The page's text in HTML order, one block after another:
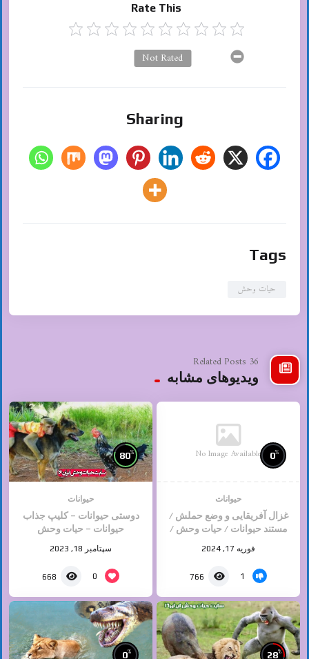
Rate This
Not Rated
Sharing
Tags
حیات وحش
36 Related Posts
ویدیوهای مشابه
No Image Available 0%
حیوانات
غزال آفریقایی و وضع حملش /
مستند حیوانات / حیات وحش /
فوریه 17, 2024
1
766
80%
حیوانات
دوستی حیوانات – کلیپ جذاب
حیوانات – حیات وحش
سپتامبر 18, 2023
0
668
28%
0%